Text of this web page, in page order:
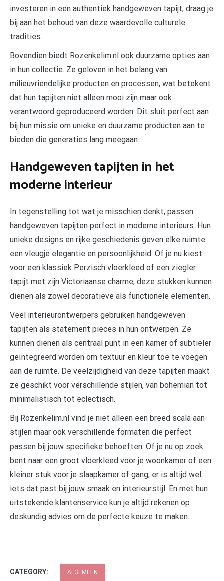
investeren in een authentiek handgeweven tapijt, draag je
bij aan het behoud van deze waardevolle culturele
tradities.
Bovendien biedt Rozenkelim.nl ook duurzame opties aan
in hun collectie. Ze geloven in het belang van
milieuvriendelijke producten en processen, wat betekent
dat hun tapijten niet alleen mooi zijn maar ook
verantwoord geproduceerd worden. Dit sluit perfect aan
bij hun missie om unieke en duurzame producten aan te
bieden die generaties lang meegaan.
Handgeweven tapijten in het
moderne interieur
In tegenstelling tot wat je misschien denkt, passen
handgeweven tapijten perfect in moderne interieurs. Hun
unieke designs en rijke geschiedenis geven elke ruimte
een vleugje elegantie en persoonlijkheid. Of je nu kiest
voor een klassiek Perzisch vloerkleed of een ziegler
tapijt met zijn Victoriaanse charme, deze stukken kunnen
dienen als zowel decoratieve als functionele elementen.
Veel interieurontwerpers gebruiken handgeweven
tapijten als statement pieces in hun ontwerpen. Ze
kunnen dienen als centraal punt in een kamer of subtieler
geïntegreerd worden om textuur en kleur toe te voegen
aan de ruimte. De veelzijdigheid van deze tapijten maakt
ze geschikt voor verschillende stijlen, van bohemian tot
minimalistisch tot eclectisch.
Bij Rozenkelim.nl vind je niet alleen een breed scala aan
stijlen maar ook verschillende formaten die perfect
passen bij jouw specifieke behoeften. Of je nu op zoek
bent naar een groot vloerkleed voor je woonkamer of een
kleiner stuk voor je slaapkamer of gang, er is altijd wel
iets dat past bij jouw smaak en interieurstijl. En met hun
uitstekende klantenservice kun je altijd rekenen op
deskundig advies om de perfecte keuze te maken.
CATEGORY: ALGEMEEN